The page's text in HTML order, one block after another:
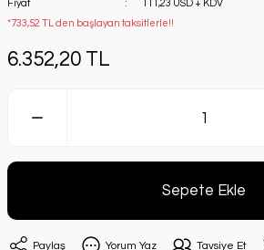
Fiyat
111,23 USD + KDV
*733,52 TL den başlayan taksitlerle!!
6.352,20 TL
Sepete Ekle
Paylaş Yorum Yaz Tavsiye Et